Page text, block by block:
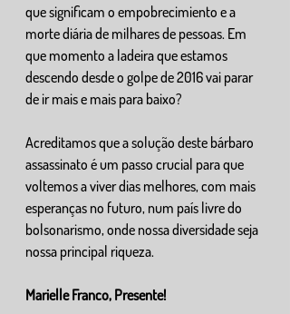
que significam o empobrecimiento e a
morte diária de milhares de pessoas. Em
que momento a ladeira que estamos
descendo desde o golpe de 2016 vai parar
de ir mais e mais para baixo?
Acreditamos que a solução deste bárbaro
assassinato é um passo crucial para que
voltemos a viver dias melhores, com mais
esperanças no futuro, num país livre do
bolsonarismo, onde nossa diversidade seja
nossa principal riqueza.
Marielle Franco, Presente!